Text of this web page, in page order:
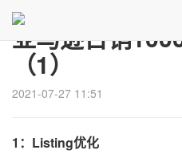
亚马逊日销
（1）
2021-07-27 11:51
1： Listing优化